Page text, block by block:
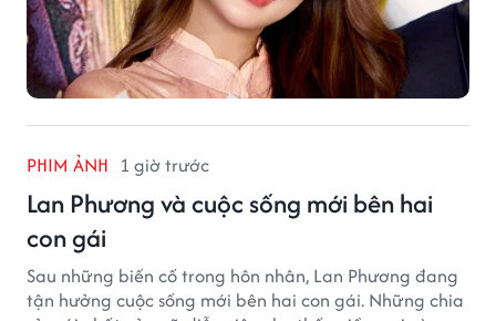
PHIM ẢNH 1 giờ trước
Lan Phương và cuộc sống mới bên hai
con gái
Sau những biến cố trong hôn nhân, Lan Phương đang
tận hưởng cuộc sống mới bên hai con gái. Những chia